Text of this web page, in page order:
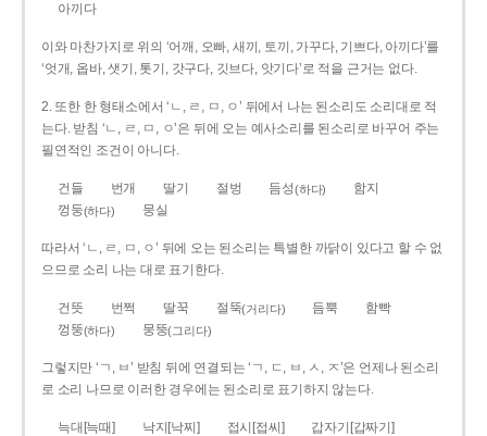
아끼다
이와 마찬가지로 위의 ‘어깨, 오빠, 새끼, 토끼, 가꾸다, 기쁘다, 아끼다’를
‘엇개, 옵바, 샛기, 톳기, 갓구다, 깃브다, 앗기다’로 적을 근거는 없다.
2. 또한 한 형태소에서 ‘ㄴ, ㄹ, ㅁ, ㅇ’ 뒤에서 나는 된소리도 소리대로 적
는다. 받침 ‘ㄴ, ㄹ, ㅁ, ㅇ’은 뒤에 오는 예사소리를 된소리로 바꾸어 주는
필연적인 조건이 아니다.
건들 번개 딸기 절벙 듬성(하다)
함지
껑둥(하다) 뭉실
따라서 ‘ㄴ, ㄹ, ㅁ, ㅇ’ 뒤에 오는 된소리는 특별한 까닭이 있다고 할 수 없
으므로 소리 나는 대로 표기한다.
건뜻 번쩍 딸꾹 절뚝(거리다) 듬뿍
함빡
껑뚱(하다) 뭉뚱(그리다)
그렇지만 ‘ㄱ, ㅂ’ 받침 뒤에 연결되는 ‘ㄱ, ㄷ, ㅂ, ㅅ, ㅈ’은 언제나 된소리
로 소리 나므로 이러한 경우에는 된소리로 표기하지 않는다.
늑대[늑때] 낙지[낙찌] 접시[접씨] 갑자기[갑짜기]